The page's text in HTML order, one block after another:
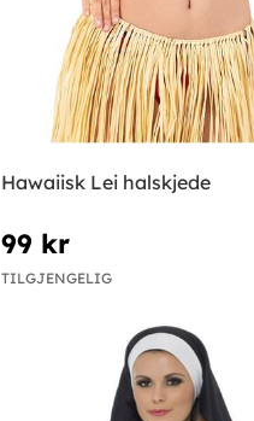
Hawaiisk Lei halskjede
99 kr
TILGJENGELIG